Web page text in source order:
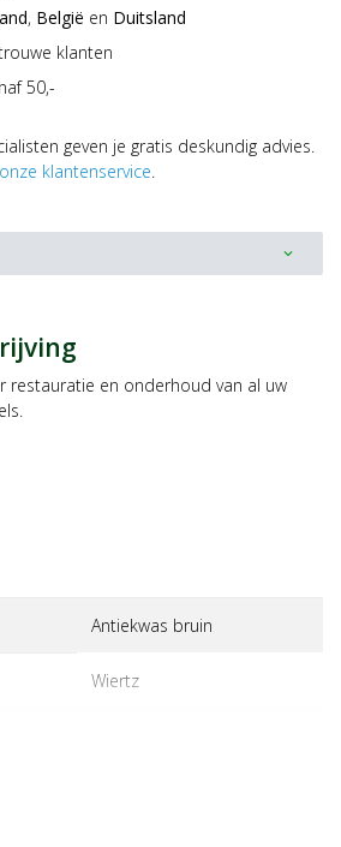
, België en Duitsland
klanten
50,-
geven je gratis deskundig advies.
onze klantenservice.
expand_more
restauratie en onderhoud van al uw
Antiekwas bruin
wiertz